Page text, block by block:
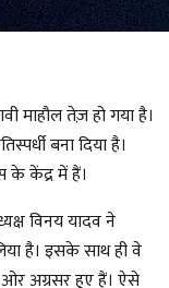
माहौल तेज़ हो गया है।
बना दिया है।
के केंद्र में हैं।
विनय यादव ने
है। इसके साथ ही वे
अग्रसर हुए हैं। ऐसे